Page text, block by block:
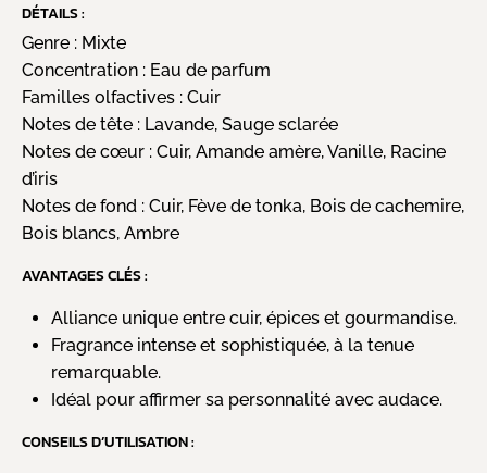
DÉTAILS :
Genre : Mixte
Concentration : Eau de parfum
Familles olfactives : Cuir
Notes de tête : Lavande, Sauge sclarée
Notes de cœur : Cuir, Amande amère, Vanille, Racine
d’iris
Notes de fond : Cuir, Fève de tonka, Bois de cachemire,
Bois blancs, Ambre
AVANTAGES CLÉS :
Alliance unique entre cuir, épices et gourmandise.
Fragrance intense et sophistiquée, à la tenue
remarquable.
Idéal pour affirmer sa personnalité avec audace.
CONSEILS D’UTILISATION :